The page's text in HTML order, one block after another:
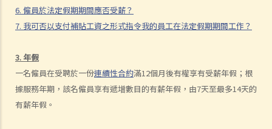
6. 僱員於法定假期期間應否受薪？
7. 我可否以支付補貼工資之形式指令我的員工在法定假期期間工作？
3. 年假
一名僱員在受聘於一份連續性合約滿12個月後有權享有受薪年假；根
據服務年期，該名僱員享有遞增數目的有薪年假，由7天至最多14天的
有薪年假。
5. 假如我（作為一名僱員）現正面對「不合理解僱」或「不合理地更改
僱傭合約內之條款」的問題，我怎樣保障自己的權利？
5. 僱主需要給予終止合約的理由嗎？
5. 我簽署接受聘用信後，如果在開始上班日期之前打算反口，是否需要
給予通知期或支付代通知金？
3. 僱主是否有法律義務在僱傭關係結束後向僱員提供推薦信？ 他們在草